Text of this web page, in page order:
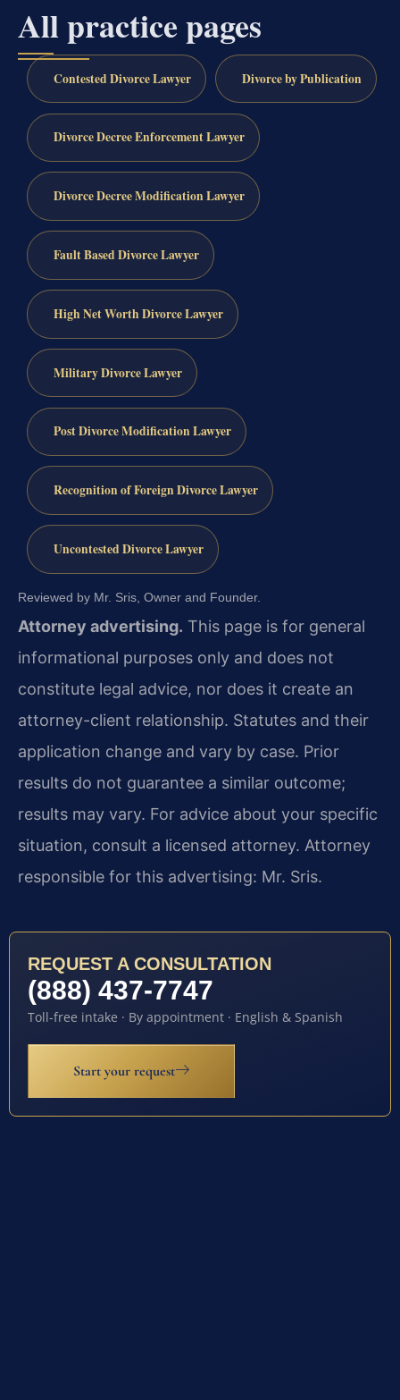
All practice pages
Contested Divorce Lawyer Divorce by Publication
Divorce Decree Enforcement Lawyer
Divorce Decree Modification Lawyer
Fault Based Divorce Lawyer
High Net Worth Divorce Lawyer
Military Divorce Lawyer
Post Divorce Modification Lawyer
Recognition of Foreign Divorce Lawyer
Uncontested Divorce Lawyer
Reviewed by Mr. Sris, Owner and Founder.
Attorney advertising. This page is for general
informational purposes only and does not
constitute legal advice, nor does it create an
attorney-client relationship. Statutes and their
application change and vary by case. Prior
results do not guarantee a similar outcome;
results may vary. For advice about your specific
situation, consult a licensed attorney. Attorney
responsible for this advertising: Mr. Sris.
REQUEST A CONSULTATION
(888) 437-7747
Toll-free intake · By appointment · English & Spanish
Start your request